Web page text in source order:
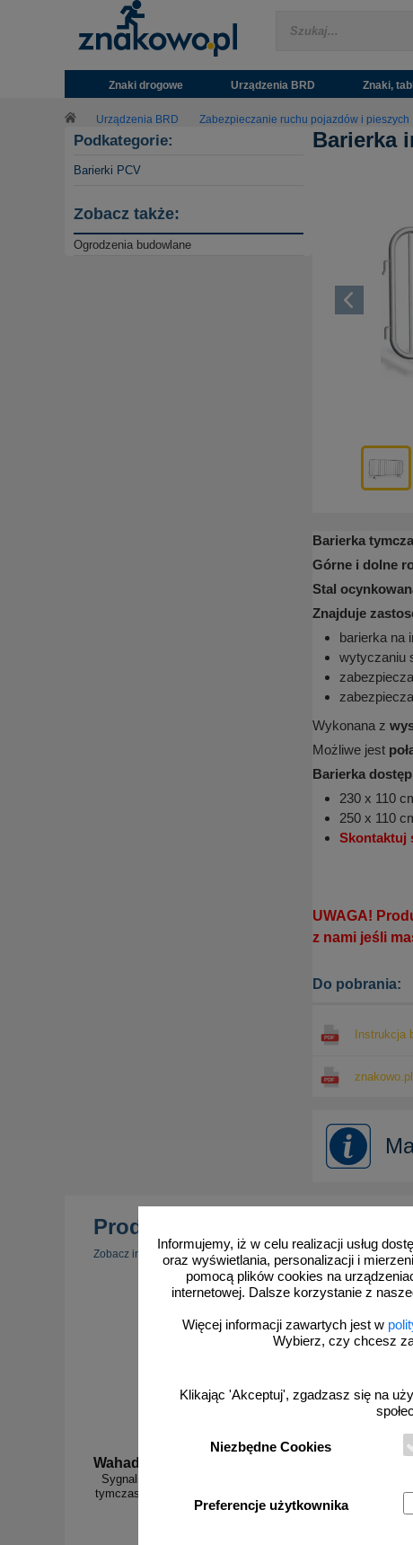
Informujemy, iż w celu realizacji usług
oraz wyświetlania, personalizacji i
pomocą plików cookies na
internetowej. Dalsze korzystanie z
Więcej informacji zawartych jest w
Wybierz, czy chcesz
Klikając 'Akceptuj', zgadzasz się na
Niezbędne Cookies
Preferencje użytkownika
Znaki drogowe Urządzenia BRD Znaki,
Urządzenia BRD Zabezpieczanie ruchu pojazdów i pieszych
Podkategorie:
Barierki PCV
Zobacz także:
Ogrodzenia budowlane
Barierka
Barierka
Górne i dolne
Stal
Znajduje
barierka na
wytyczaniu
Wykonana z
Możliwe jest
Barierka
230 x 110
250 x 110
Skontaktuj
UWAGA!
z nami jeśli
Do pobrania:
Instrukcja
Produkty popularne
Zobacz inne popularne produkty w tej kategorii. zobacz
Wahadlo 20 min
Sygnalizacja świetlna drogowa z minutnikiem,
tymczasowa, LED, bezprzewodowa, wahadłowa,
lampy 20 cm - komplet